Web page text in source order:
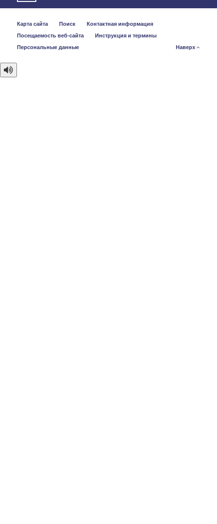
Карта сайта Поиск
Контактная информация
Посещаемость веб-сайта
Инструкция и термины
Персональные данные
Наверх